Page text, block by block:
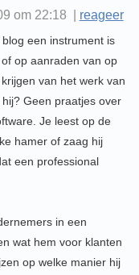
om 22:18 | reageer
een instrument is
op aanraden van op
van het werk van
Geen praatjes over
Je leest op de
hamer of zaag hij
een professional
in een
wat hem voor klanten
op welke manier hij